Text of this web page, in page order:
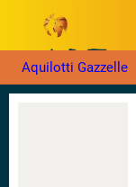
Aquilotti Gazzelle